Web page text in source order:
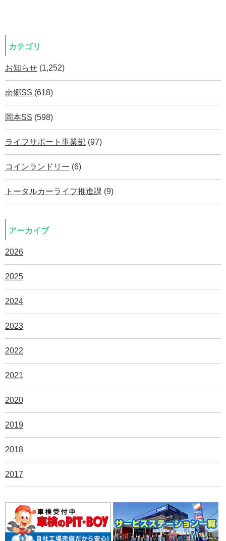
カテゴリ
お知らせ (1,252)
南郷SS (618)
岡本SS (598)
ライフサポート事業部 (97)
コインランドリー (6)
トータルカーライフ推進課 (9)
アーカイブ
2026
2025
2024
2023
2022
2021
2020
2019
2018
2017